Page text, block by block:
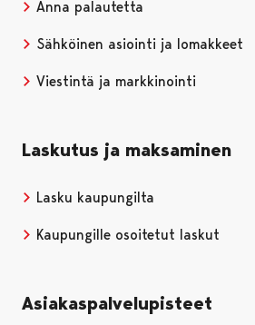
Anna palautetta
Sähköinen asiointi ja lomakkeet
Viestintä ja markkinointi
Laskutus ja maksaminen
Lasku kaupungilta
Kaupungille osoitetut laskut
Asiakaspalvelupisteet